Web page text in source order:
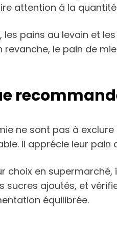
attention à la
les pains au levain et
revanche, le pain de
ne sont pas à
Il apprécie leur
choix en
sucres ajoutés, et
équilibrée.